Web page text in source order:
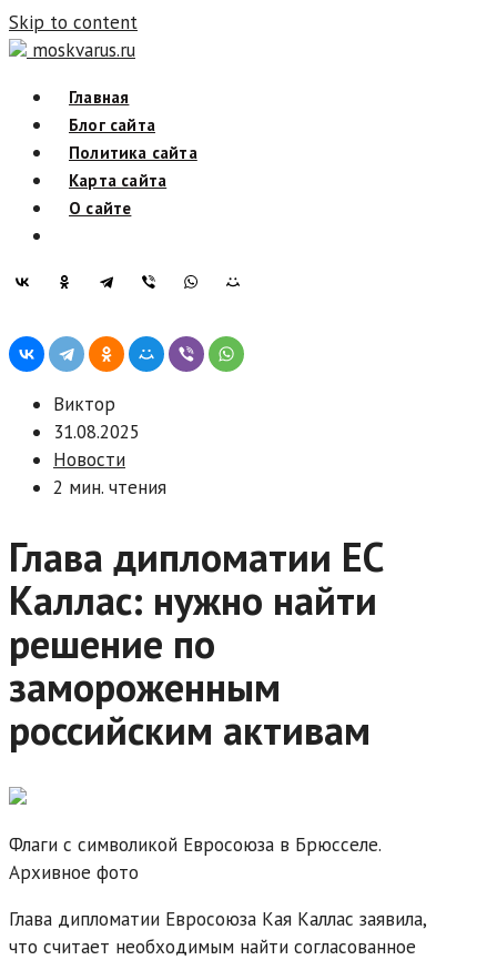
Skip to content
moskvarus.ru
Главная
Блог сайта
Политика сайта
Карта сайта
О сайте
Виктор
31.08.2025
Новости
2 мин. чтения
Глава дипломатии ЕС
Каллас: нужно найти
решение по
замороженным
российским активам
Флаги с символикой Евросоюза в Брюсселе.
Архивное фото
Глава дипломатии Евросоюза Кая Каллас заявила,
что считает необходимым найти согласованное